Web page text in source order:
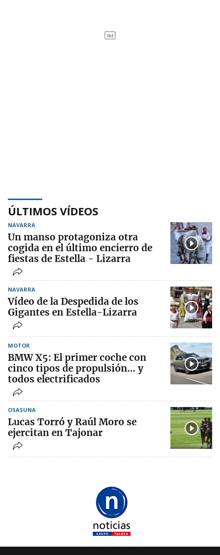
ÚLTIMOS VÍDEOS
NAVARRA
Un manso protagoniza otra
cogida en el último encierro de
fiestas de Estella - Lizarra
NAVARRA
Vídeo de la Despedida de los
Gigantes en Estella-Lizarra
MOTOR
BMW X5: El primer coche con
cinco tipos de propulsión… y
todos electrificados
OSASUNA
Lucas Torró y Raúl Moro se
ejercitan en Tajonar